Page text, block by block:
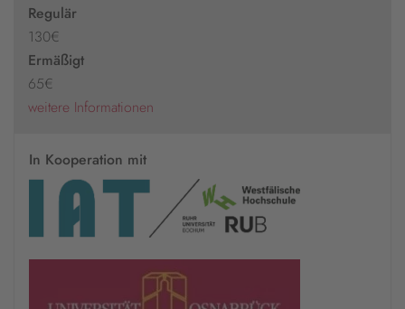
Regulär
130€
Ermäßigt
65€
weitere Informationen
In Kooperation mit